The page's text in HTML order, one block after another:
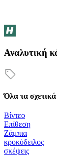
Αναλυτική
Όλα τα
Βίντεο
Επίθεση
Ζάμπια
κροκόδειλος
σκέψεις